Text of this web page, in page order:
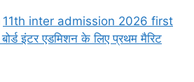
11th inter admission 2026 first
इंटर एडमिशन के लिए प्रथम मैरिट